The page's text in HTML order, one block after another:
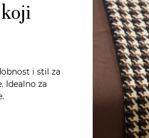
i stil za
Idealno za